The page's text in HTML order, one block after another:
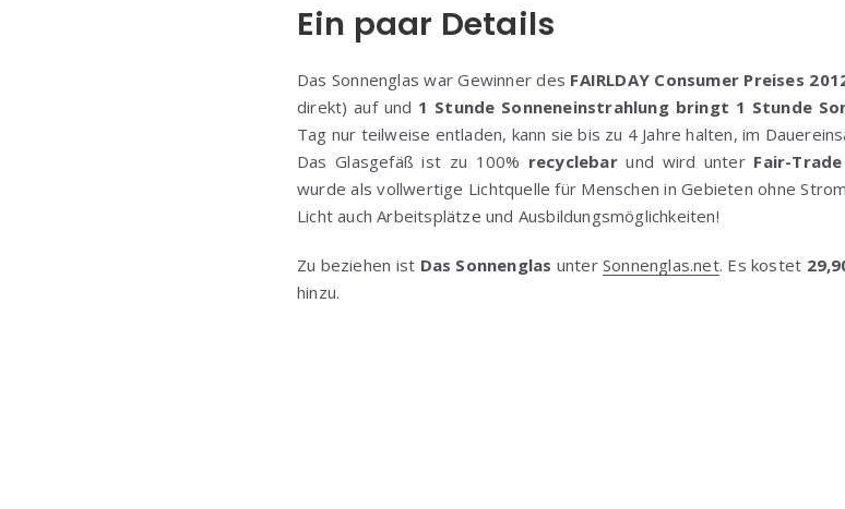
Ein paar Details
Das Sonnenglas war Gewinner des FAIRLDAY Consumer Preises
direkt) auf und 1 Stunde Sonneneinstrahlung bringt 1 Stunde
Tag nur teilweise entladen, kann sie bis zu 4 Jahre halten, im
Das Glasgefäß ist zu 100% recyclebarund wird unter Fair-Trade
wurde als vollwertige Lichtquelle für Menschen in Gebieten ohne
Licht auch Arbeitsplätze und Ausbildungsmöglichkeiten!
Zu beziehen ist Das Sonnenglas unter Sonnenglas.net. Es kostet
hinzu.